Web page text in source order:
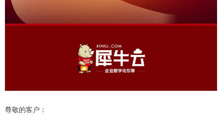
尊敬的客户：